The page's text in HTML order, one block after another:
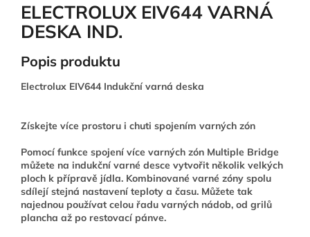
ELECTROLUX EIV644 VARNÁ
DESKA IND.
Popis produktu
Electrolux EIV644 Indukční varná deska
Získejte více prostoru i chuti spojením varných zón
Pomocí funkce spojení více varných zón Multiple Bridge
můžete na indukční varné desce vytvořit několik velkých
ploch k přípravě jídla. Kombinované varné zóny spolu
sdílejí stejná nastavení teploty a času. Můžete tak
najednou používat celou řadu varných nádob, od grilů
plancha až po restovací pánve.